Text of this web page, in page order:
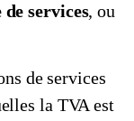
services, ou
de services
la TVA est